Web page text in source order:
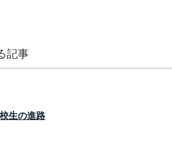
記事
生の進路